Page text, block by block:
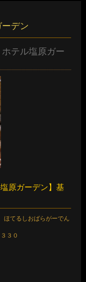
デン
ホテル塩原ガー
原ガーデン】基
てるしおばらがーでん
３０